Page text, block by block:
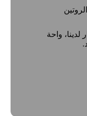
لدينا، واحة